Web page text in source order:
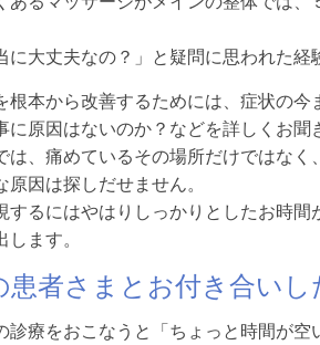
に大丈夫なの？」と疑問に思われた
根本から改善するためには、症状の
に原因はないのか？などを詳しくお聞
は、痛めているその場所だけではな
因は探しだせません。
するにはやはりしっかりとしたお時
ます。
者さまとお付き合いし
診療をおこなうと「ちょっと時間が